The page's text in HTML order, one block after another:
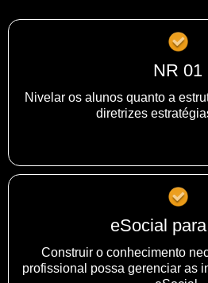
NR 01
Nivelar os alunos quanto a
diretrizes
eSocial
Construir o conhecimento
profissional possa gerenciar as